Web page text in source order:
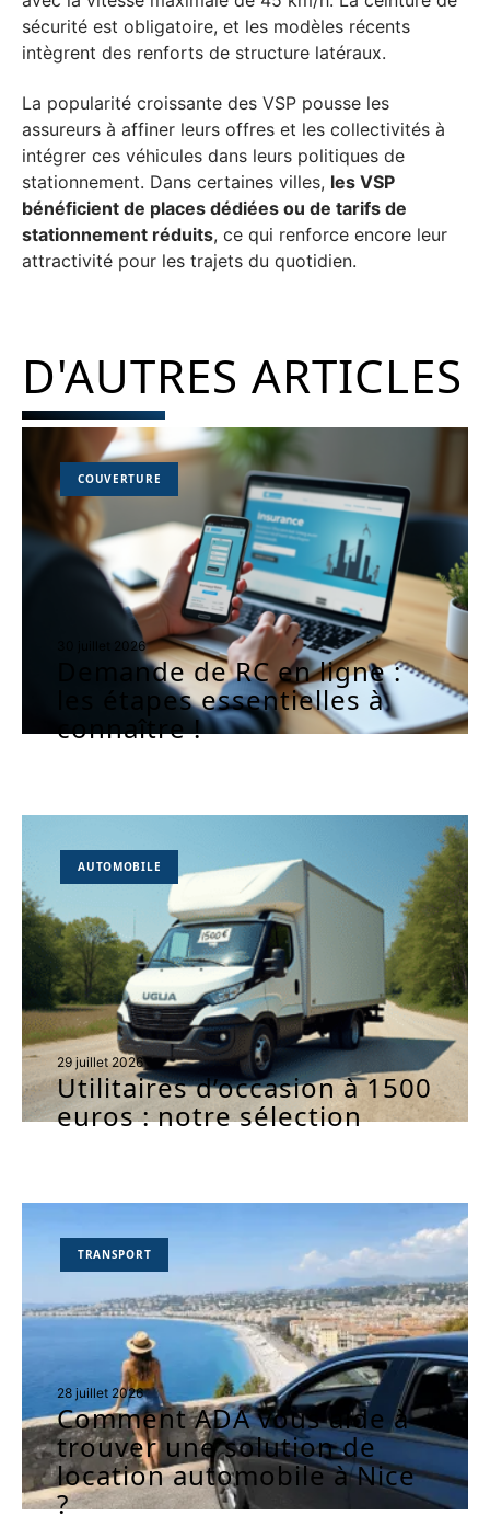
sécurité est obligatoire, et les modèles récents
intègrent des renforts de structure latéraux.
La popularité croissante des VSP pousse les
assureurs à affiner leurs offres et les collectivités à
intégrer ces véhicules dans leurs politiques de
stationnement. Dans certaines villes, les VSP
bénéficient de places dédiées ou de tarifs de
stationnement réduits, ce qui renforce encore leur
attractivité pour les trajets du quotidien.
D'AUTRES ARTICLES
COUVERTURE
30 juillet 2026
Demande de RC en ligne :
les étapes essentielles à
connaître !
AUTOMOBILE
29 juillet 2026
Utilitaires d’occasion à 1500
euros : notre sélection
TRANSPORT
28 juillet 2026
Comment ADA vous aide à
trouver une solution de
location automobile à Nice
?